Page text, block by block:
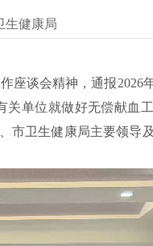
生健康局
座谈会精神，通报2026
关单位就做好无偿献血
市卫生健康局主要领导及